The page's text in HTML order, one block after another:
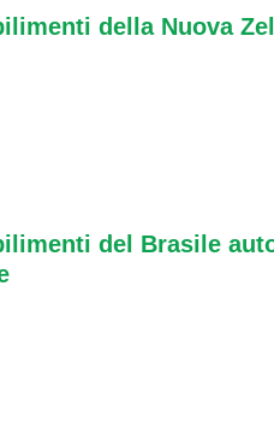
della Nuova
del Brasile